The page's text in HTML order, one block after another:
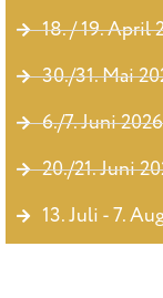
18. / 19. April
30./31. Mai
6./7. Juni
20./21. Juni
13. Juli - 7.